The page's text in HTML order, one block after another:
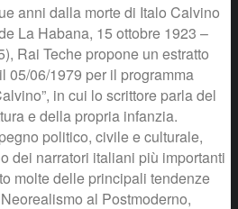
anni dalla morte di Italo Calvino
La Habana, 15 ottobre 1923 –
Rai Teche propone un estratto
05/06/1979 per il programma
in cui lo scrittore parla del
e della propria infanzia.
politico, civile e culturale,
dei narratori italiani più importanti
molte delle principali tendenze
al Postmoderno,